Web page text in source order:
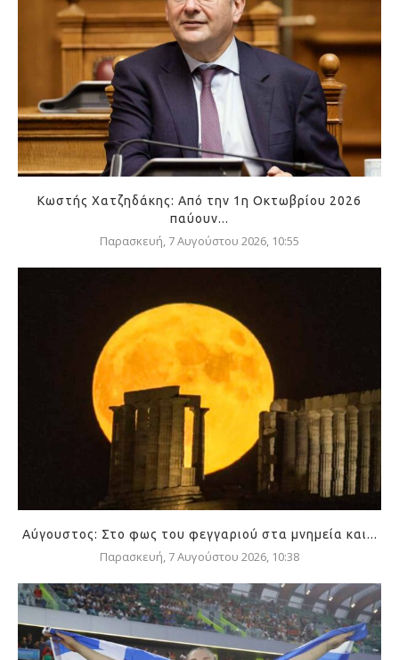
Κωστής Χατζηδάκης: Από την 1η Οκτωβρίου 2026
παύουν...
Παρασκευή, 7 Αυγούστου 2026, 10:55
Αύγουστος: Στο φως του φεγγαριού στα μνημεία και...
Παρασκευή, 7 Αυγούστου 2026, 10:38